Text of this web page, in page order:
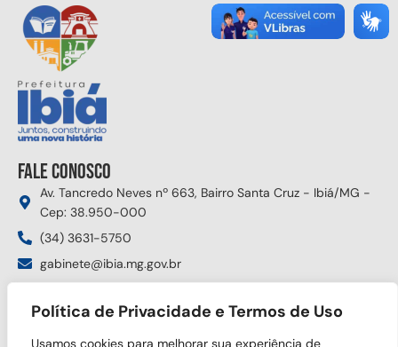
Política de Privacidade e Termos de Uso
Usamos cookies para melhorar sua experiência de
Fale conosco
Av. Tancredo Neves nº 663, Bairro Santa Cruz - Ibiá/MG -
Cep: 38.950-000
(34) 3631-5750
gabinete@ibia.mg.gov.br